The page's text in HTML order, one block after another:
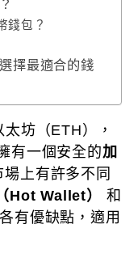
錢包？
擇最適合的錢
坊（ETH），
有一個安全的加
上有許多不同
Hot Wallet）
和
有優缺點，適用